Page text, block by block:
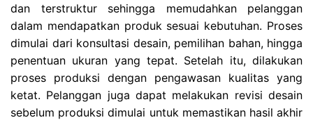
dan terstruktur sehingga memudahkan pelanggan
dalam mendapatkan produk sesuai kebutuhan. Proses
dimulai dari konsultasi desain, pemilihan bahan, hingga
penentuan ukuran yang tepat. Setelah itu, dilakukan
proses produksi dengan pengawasan kualitas yang
ketat. Pelanggan juga dapat melakukan revisi desain
sebelum produksi dimulai untuk memastikan hasil akhir